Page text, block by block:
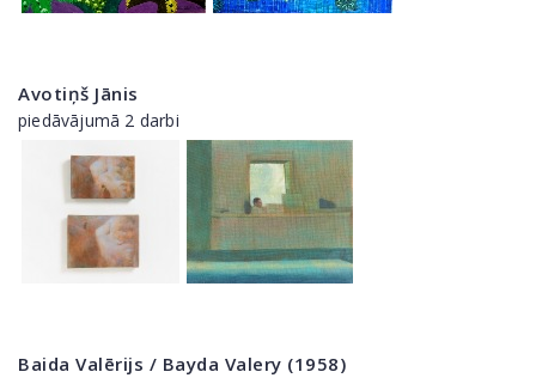
Avotiņš Jānis
piedāvājumā 2 darbi
Baida Valērijs / Bayda Valery (1958)